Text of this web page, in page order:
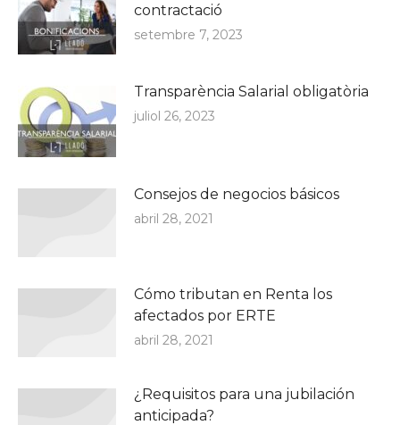
contractació
setembre 7, 2023
Transparència Salarial obligatòria
juliol 26, 2023
Consejos de negocios básicos
abril 28, 2021
Cómo tributan en Renta los
afectados por ERTE
abril 28, 2021
¿Requisitos para una jubilación
anticipada?